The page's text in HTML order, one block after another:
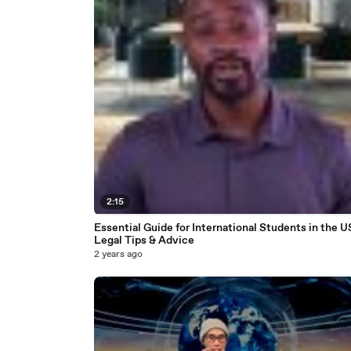
2:15
Essential Guide for International Students in the
Legal Tips & Advice
2 years ago